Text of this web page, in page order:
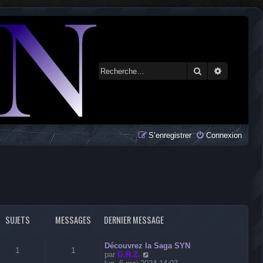
Rechercher
Connexion
S’enregistrer
SUJETS MESSAGES DERNIER MESSAGE
1 1
Découvrez la Saga SYN
par G.R.Z.